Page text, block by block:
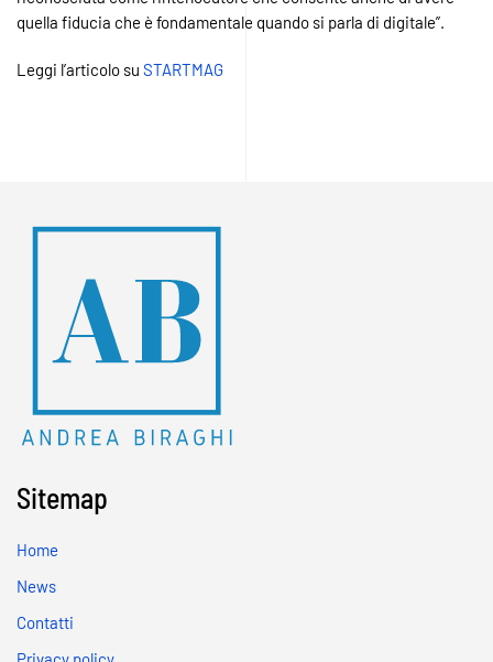
quella fiducia che è fondamentale quando si parla di digitale”.
Leggi l’articolo su STARTMAG
Sitemap
Home
News
Contatti